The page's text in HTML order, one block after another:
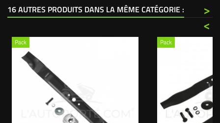
16 AUTRES PRODUITS DANS LA MÊME CATÉGORIE :
>
<
Pack Pack